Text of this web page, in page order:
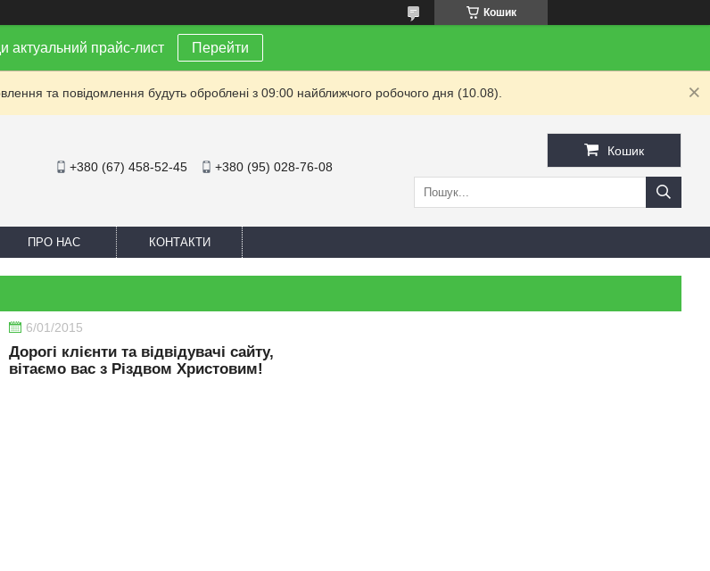
Кошик
актуальний прайс-лист Перейти
та повідомлення будуть оброблені з 09:00 найближчого робочого дня (10.08).
+380 (67) 458-52-45 +380 (95) 028-76-08
Кошик
ПРО НАС КОНТАКТИ
6/01/2015
Дорогі клієнти та відвідувачі сайту,
вітаємо вас з Різдвом Христовим!